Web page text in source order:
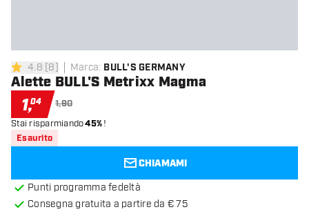
4.8 stelle di valutazione
4.8 [8] Marca: BULL'S GERMANY
Alette BULL'S Metrixx Magma
1,04 1,90
Stai risparmiando45%!
Esaurito
CHIAMAMI
Punti programma fedeltà
Consegna gratuita a partire da € 75